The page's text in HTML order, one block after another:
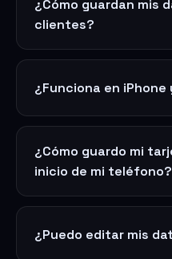
¿Cómo guardan mis
clientes?
¿Funciona en iPhone
¿Cómo guardo mi
inicio de mi teléfono?
¿Puedo editar mis